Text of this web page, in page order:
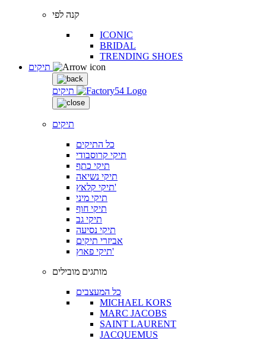
קנה לפי
ICONIC
BRIDAL
TRENDING SHOES
תיקים
תיקים
כל התיקים
תיקי קרוסבודי
תיקי כתף
תיקי נשיאה
תיקי קלאץ'
תיקי מיני
תיקי חוף
תיקי גב
תיקי נסיעה
אביזרי תיקים
תיקי פאוץ'
מותגים מובילים
כל המעצבים
MICHAEL KORS
MARC JACOBS
SAINT LAURENT
JACQUEMUS